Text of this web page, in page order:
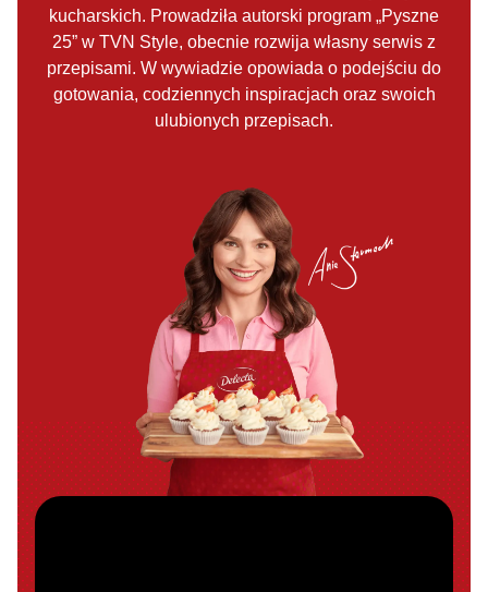
kucharskich. Prowadziła autorski program „Pyszne
25” w TVN Style, obecnie rozwija własny serwis z
przepisami. W wywiadzie opowiada o podejściu do
gotowania, codziennych inspiracjach oraz swoich
ulubionych przepisach.